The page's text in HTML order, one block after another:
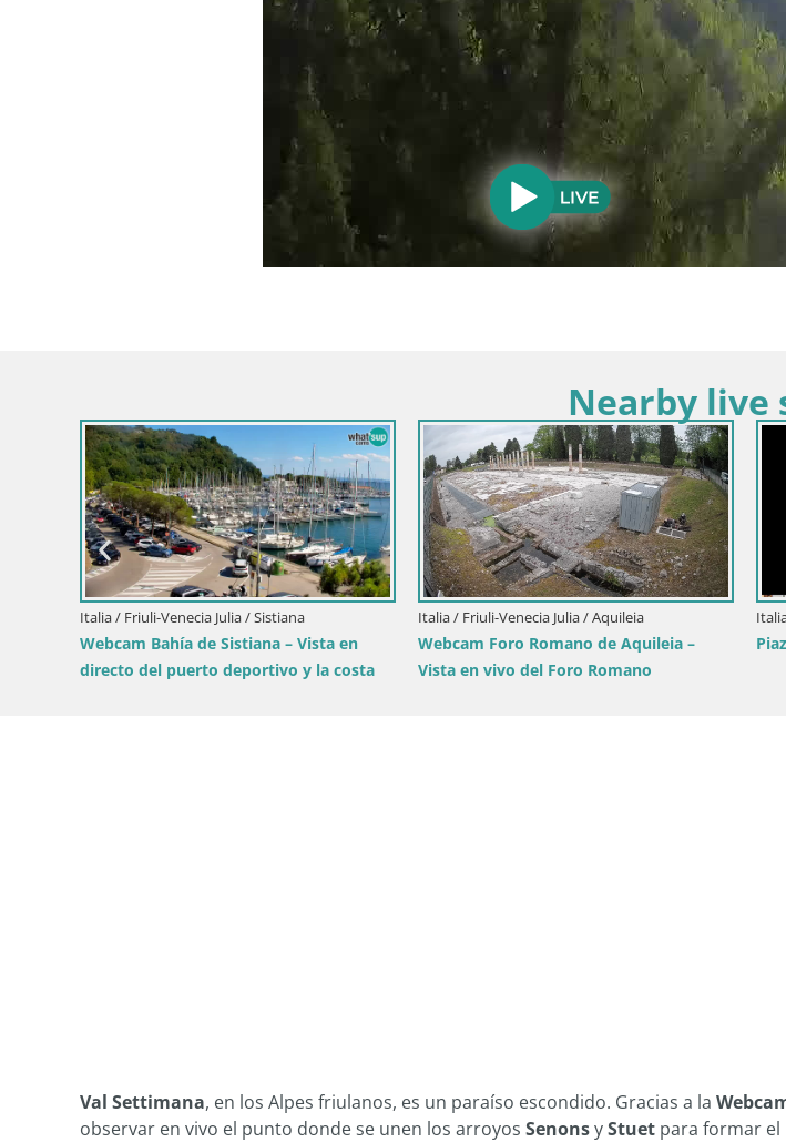
Nearby live
Forni di Sopra
Italia / Friuli-Venecia Julia / Gorizia
Webcam Parco Coronini Cronberg –
Gorizia
Italia / Friuli-Venecia Julia / Aquileia
Aquileia – Decumano di Aratria Galla
Val Settimana, en los Alpes friulanos, es un paraíso escondido. Gracias a la
observar en vivo el punto donde se unen los arroyos SenonsyStuet para formar el